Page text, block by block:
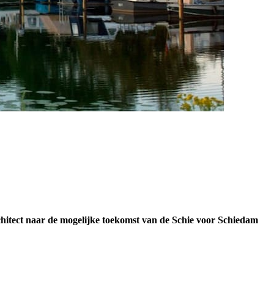
naar de mogelijke toekomst van de Schie voor Schiedam